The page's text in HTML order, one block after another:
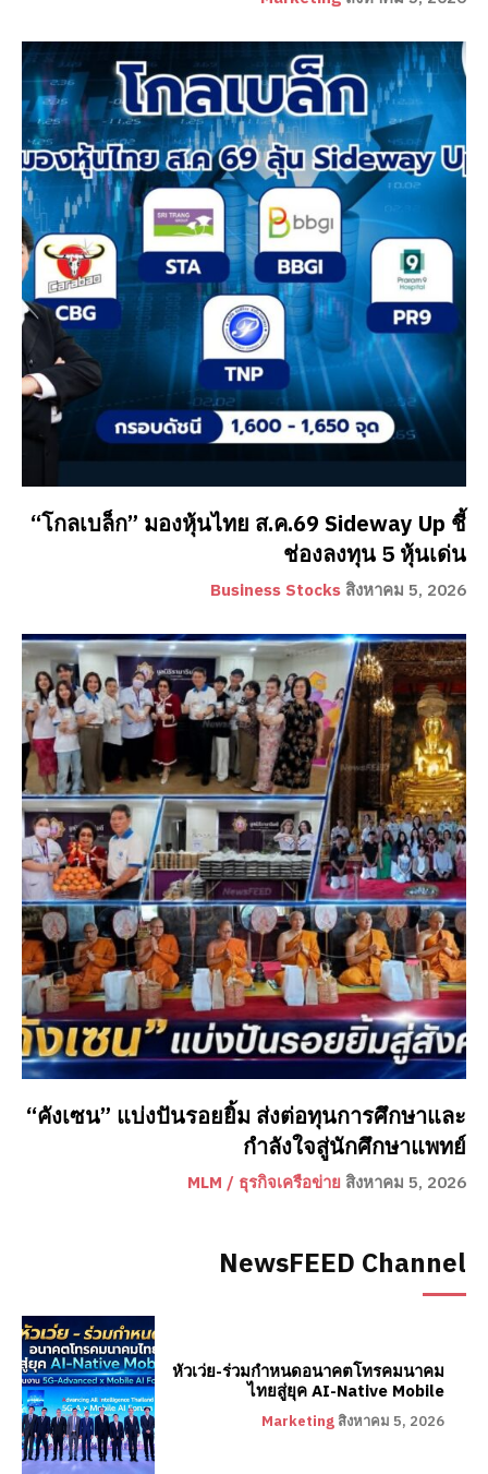
“โกลเบล็ก” มองหุ้นไทย ส.ค.69 Sideway Up ชี้
ช่องลงทุน 5 หุ้นเด่น
Business Stocks สิงหาคม 5, 2026
“คังเซน” แบ่งปันรอยยิ้ม ส่งต่อทุนการศึกษาและ
กำลังใจสู่นักศึกษาแพทย์
MLM / ธุรกิจเครือข่าย สิงหาคม 5, 2026
NewsFEED Channel
หัวเว่ย-ร่วมกำหนดอนาคตโทรคมนาคม
ไทยสู่ยุค AI-Native Mobile
Marketing สิงหาคม 5, 2026